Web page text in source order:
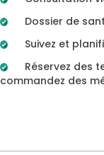
Dossier de
Suivez et
Réservez des
commandez des